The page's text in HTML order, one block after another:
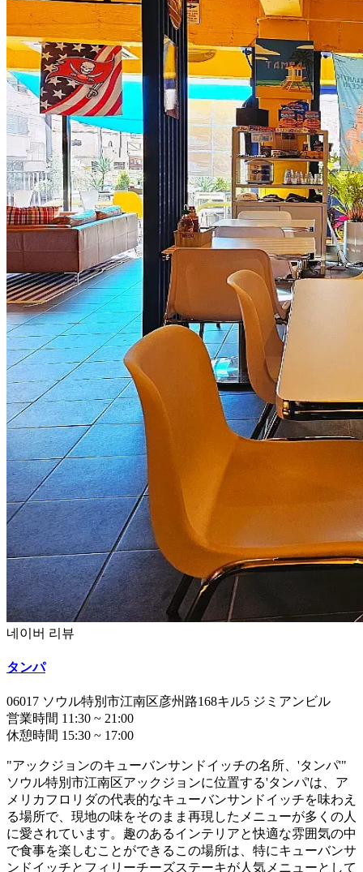
네이버 리뷰
タンパ
06017 ソウル特別市江南区彦州路168キル5 ジミアンビル
営業時間 11:30 ~ 21:00
休憩時間 15:30 ~ 17:00
"アックジョンのキューバンサンドイッチの名所、'タンパ'"
ソウル特別市江南区アックジョンに位置する'タンパ'は、ア
メリカフロリダの代表的なキューバンサンドイッチを味わえ
る場所で、現地の味をそのまま再現したメニューが多くの人
に愛されています。趣のあるインテリアと快適な雰囲気の中
で食事を楽しむことができるこの場所は、特にキューバンサ
ンドイッチとフィリーチーズステーキが人気メニューとして